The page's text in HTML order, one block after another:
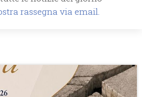
rassegna via email.